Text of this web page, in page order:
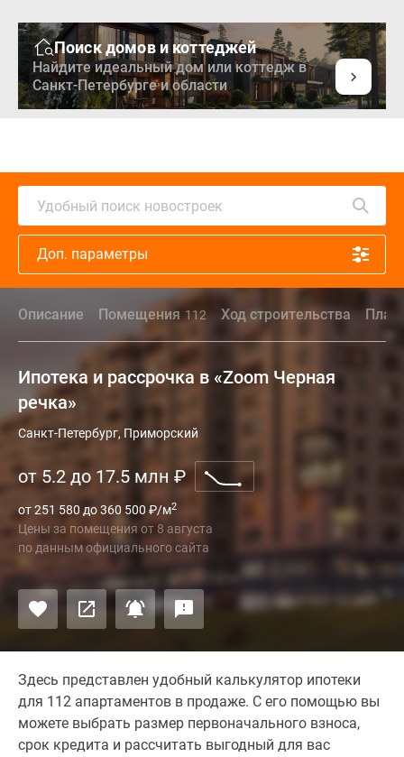
Поиск домов и коттеджей
Найдите идеальный дом или коттедж в
Санкт-Петербурге и области
Удобный поиск новостроек
Доп. параметры
Описание Помещения 112 Ход строительства
Ипотека и рассрочка в «Zoom Черная
речка»
Санкт-Петербург, Приморский
от 5.2 до 17.5 млн ₽
от 251 580 до 360 500 ₽/м2
Цены за помещения от 8 августа
по данным официального сайта
Здесь представлен удобный калькулятор ипотеки
для 112 апартаментов в продаже. С его помощью вы
можете выбрать размер первоначального взноса,
срок кредита и рассчитать выгодный для вас